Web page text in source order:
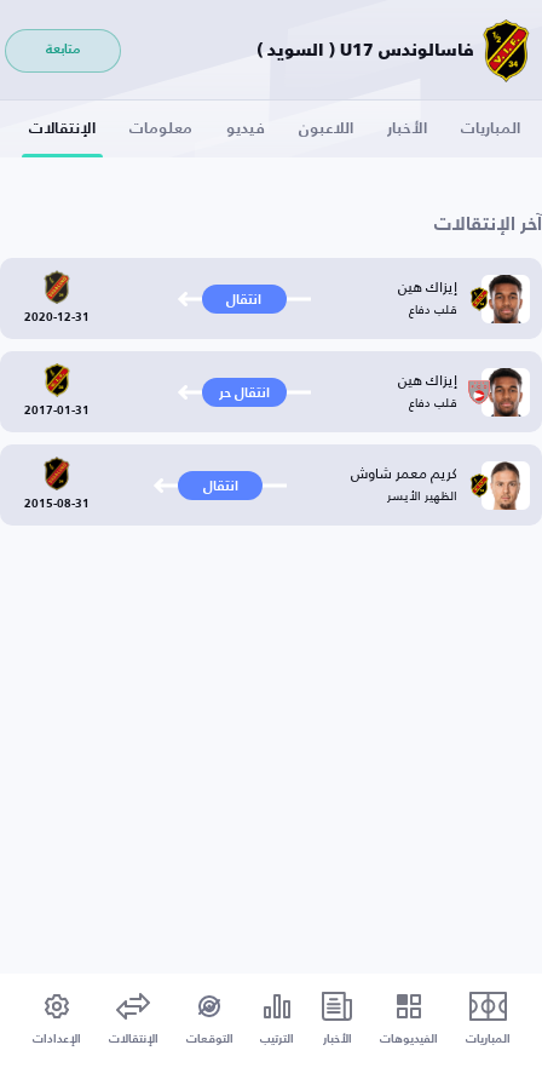
فاسالوندس U17 ( السويد ) متابعة
المباريات الأخبار اللاعبون فيديو معلومات الإنتقالات
آخر الإنتقالات
إيزاك هين
قلب دفاع انتقال
2020-12-31
إيزاك هين
قلب دفاع انتقال حر
2017-01-31
كريم معمر شاوش
الظهير الأيسر انتقال
2015-08-31
المباريات الفيديوهات الأخبار الترتيب التوقعات الإنتقالات الإعدادات